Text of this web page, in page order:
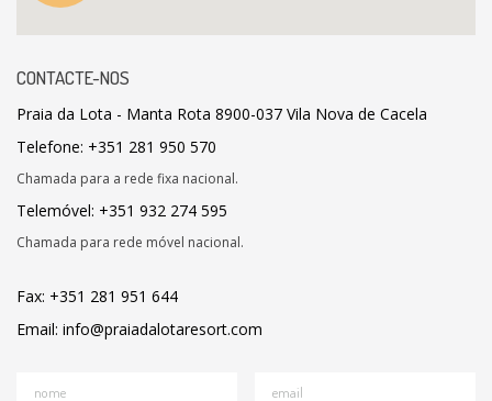
CONTACTE-NOS
Praia da Lota - Manta Rota 8900-037 Vila Nova de Cacela
Telefone: +351 281 950 570
Chamada para a rede fixa nacional.
Telemóvel: +351 932 274 595
Chamada para rede móvel nacional.
Fax: +351 281 951 644
Email: info@praiadalotaresort.com
email